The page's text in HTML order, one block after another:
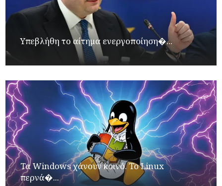
Υπεβλήθη το αίτημα ενεργοποίηση�...
Τα Windows χάνουν κοινό. Το Linux
περνά�...